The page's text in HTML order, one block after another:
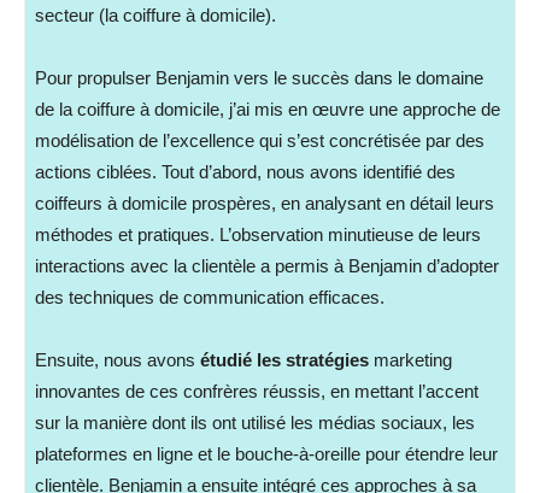
secteur (la coiffure à domicile).
Pour propulser Benjamin vers le succès dans le domaine
de la coiffure à domicile, j’ai mis en œuvre une approche de
modélisation de l’excellence qui s’est concrétisée par des
actions ciblées. Tout d’abord, nous avons identifié des
coiffeurs à domicile prospères, en analysant en détail leurs
méthodes et pratiques. L’observation minutieuse de leurs
interactions avec la clientèle a permis à Benjamin d’adopter
des techniques de communication efficaces.
Ensuite, nous avons étudié les stratégies marketing
innovantes de ces confrères réussis, en mettant l’accent
sur la manière dont ils ont utilisé les médias sociaux, les
plateformes en ligne et le bouche-à-oreille pour étendre leur
clientèle. Benjamin a ensuite intégré ces approches à sa